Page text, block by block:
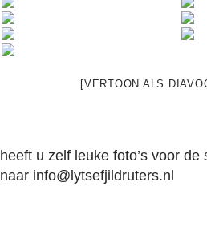
[VERTOON ALS
heeft u zelf leuke foto’s voor de
naar info@lytsefjildruters.nl